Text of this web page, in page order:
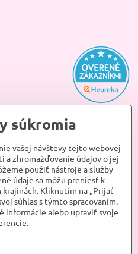
súkromia
vašej návštevy tejto webovej
a zhromažďovanie údajov o jej
použiť nástroje a služby
údaje sa môžu preniesť k
krajinách. Kliknutím na „Prijať
súhlas s týmto spracovaním.
informácie alebo upraviť svoje